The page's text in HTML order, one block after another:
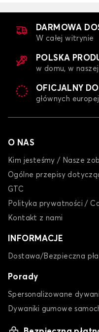
DARMOWA
W całej witrynie
POLSKA
w domu, w
OFICJALNY
głównych
O NAS
Kim jesteśmy / Nasze
Ogólne przepisy
GTC
Polityka prywatności /
Kontakt z nami
INFORMACJE
Dostawa/Bezpieczna
Porady
Spersonalizowane
Dywaniki gumowe